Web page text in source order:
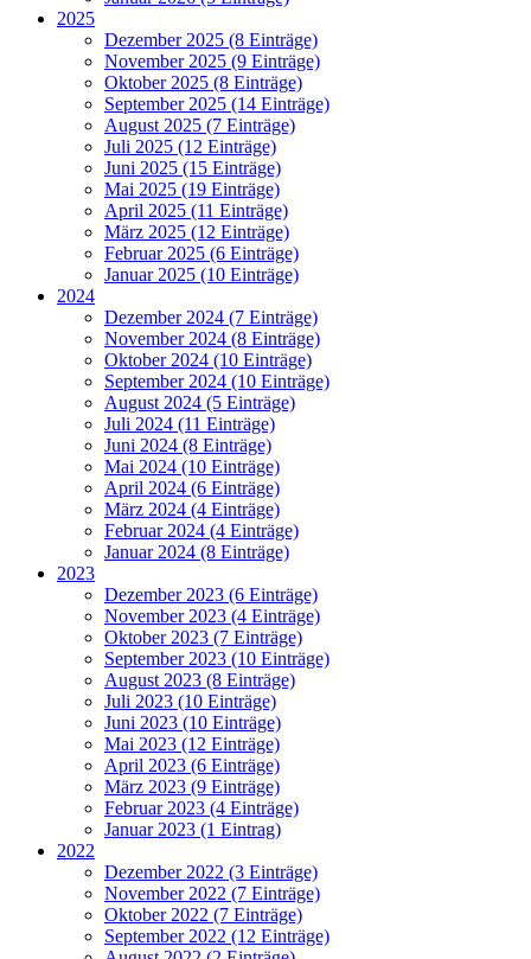
2025
Dezember 2025 (8 Einträge)
November 2025 (9 Einträge)
Oktober 2025 (8 Einträge)
September 2025 (14 Einträge)
August 2025 (7 Einträge)
Juli 2025 (12 Einträge)
Juni 2025 (15 Einträge)
Mai 2025 (19 Einträge)
April 2025 (11 Einträge)
März 2025 (12 Einträge)
Februar 2025 (6 Einträge)
Januar 2025 (10 Einträge)
2024
Dezember 2024 (7 Einträge)
November 2024 (8 Einträge)
Oktober 2024 (10 Einträge)
September 2024 (10 Einträge)
August 2024 (5 Einträge)
Juli 2024 (11 Einträge)
Juni 2024 (8 Einträge)
Mai 2024 (10 Einträge)
April 2024 (6 Einträge)
März 2024 (4 Einträge)
Februar 2024 (4 Einträge)
Januar 2024 (8 Einträge)
2023
Dezember 2023 (6 Einträge)
November 2023 (4 Einträge)
Oktober 2023 (7 Einträge)
September 2023 (10 Einträge)
August 2023 (8 Einträge)
Juli 2023 (10 Einträge)
Juni 2023 (10 Einträge)
Mai 2023 (12 Einträge)
April 2023 (6 Einträge)
März 2023 (9 Einträge)
Februar 2023 (4 Einträge)
Januar 2023 (1 Eintrag)
2022
Dezember 2022 (3 Einträge)
November 2022 (7 Einträge)
Oktober 2022 (7 Einträge)
September 2022 (12 Einträge)